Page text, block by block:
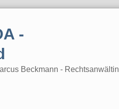
-
Beckmann - Rechtsanwältin